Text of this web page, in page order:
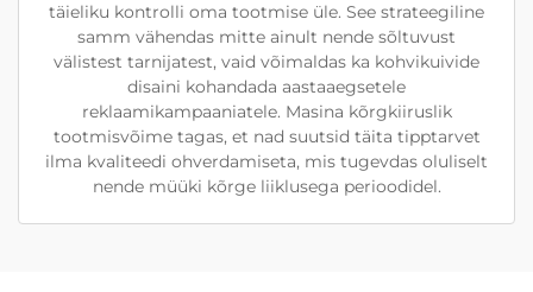
täieliku kontrolli oma tootmise üle. See strateegiline
samm vähendas mitte ainult nende sõltuvust
välistest tarnijatest, vaid võimaldas ka kohvikuivide
disaini kohandada aastaaegsetele
reklaamikampaaniatele. Masina kõrgkiiruslik
tootmisvõime tagas, et nad suutsid täita tipptarvet
ilma kvaliteedi ohverdamiseta, mis tugevdas oluliselt
nende müüki kõrge liiklusega perioodidel.